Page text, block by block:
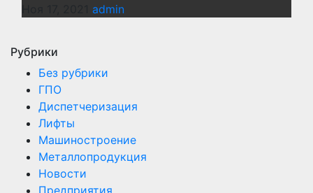
admin
Рубрики
Без рубрики
ГПО
Диспетчеризация
Лифты
Машиностроение
Металлопродукция
Новости
Предприятия